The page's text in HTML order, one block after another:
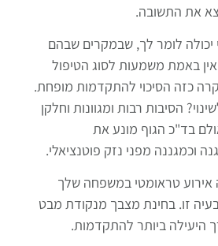
את התשובה.
יכולה לומר לך, שבמקרים שבהם
אין באמת משמעות לסוג הטיפול
כזה הסיכוי להתקדמות מופחת.
הסיבות רבות ומגוונות וחלקן
בד"כ הגוף מונע את
וכמגננה מפני נזק פוטנציאלי.
אירוע טראומטי במשפחה שלך
זו. בחינת מצבך מנקודת מבט
היעילה ביותר להתקדמות.